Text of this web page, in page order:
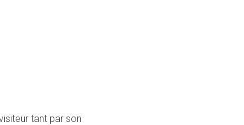
tant par son